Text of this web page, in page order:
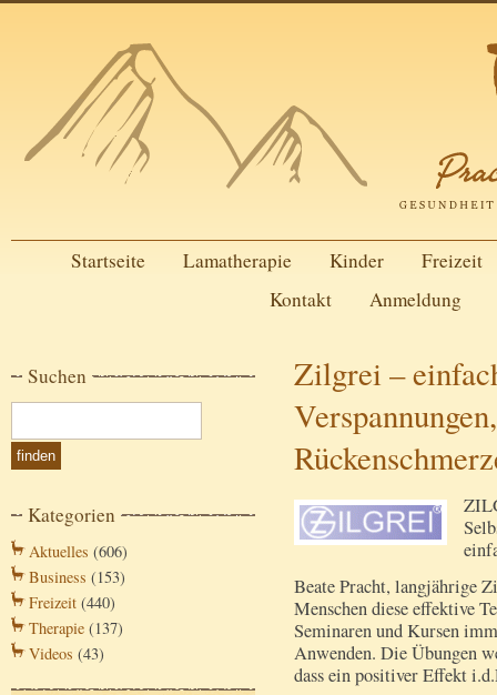
Startseite Lamatherapie Kinder
Freizeit
Kontakt
Anmeldung
Suchen
Kategorien
Aktuelles (606)
Business (153)
Freizeit (440)
Therapie (137)
Videos (43)
Zilgrei –
Beate Pracht, langjährige
Menschen diese effektive
Seminaren und Kursen
Anwenden. Die Übungen
dass ein positiver Effekt